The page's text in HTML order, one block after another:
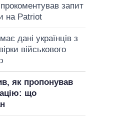
запит
на Patriot
дані українців з
військового
як пропонував
що